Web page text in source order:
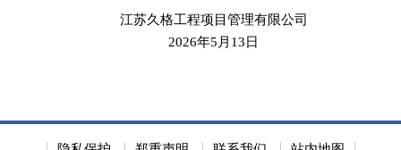
江苏久格工程项目管理有限公司
2026年5月13日